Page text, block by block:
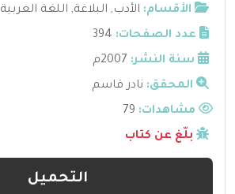
الأقسام: الأدب, البلاغة, اللغة العربية
عدد الصفحات: 394
سنة النشر: 2007م
المحقق: نادر قاسم
مشاهدات:
بلّغ عن كتاب
التحميل